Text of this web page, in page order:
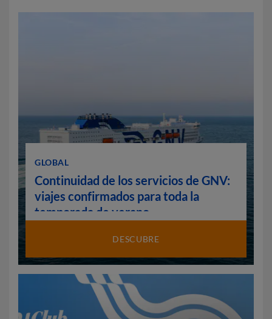
GLOBAL
Continuidad de los servicios de GNV:
viajes confirmados para toda la
temporada de verano
DESCUBRE